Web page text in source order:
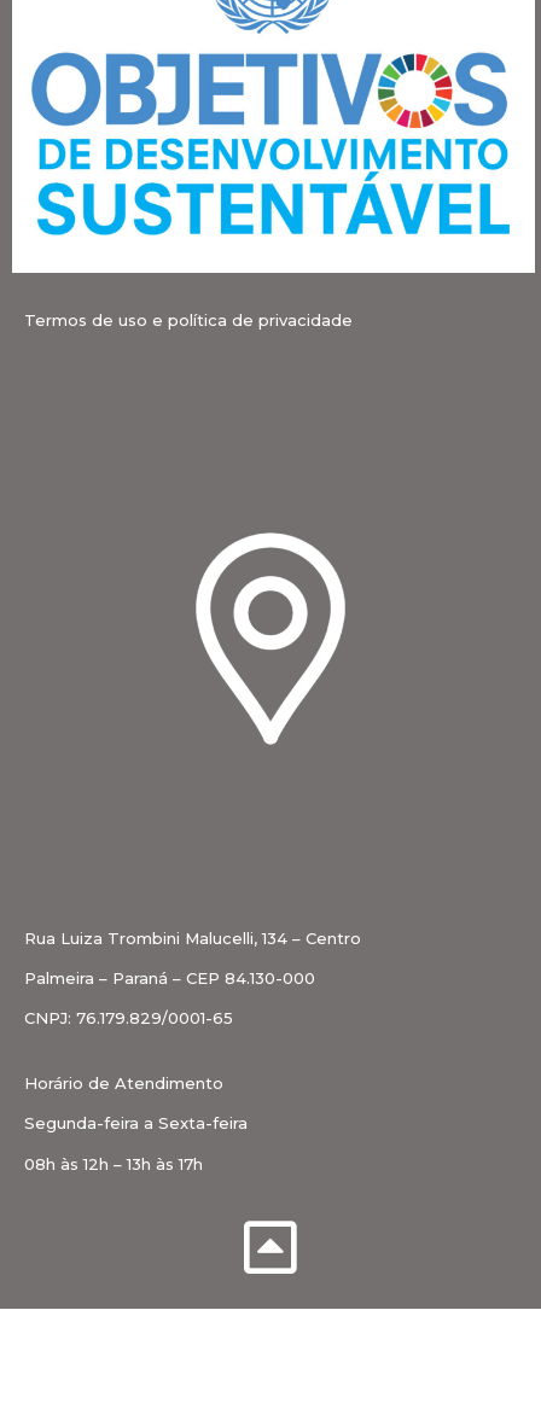
Termos de uso e política de privacidade
Rua Luiza Trombini Malucelli, 134 – Centro
Palmeira – Paraná – CEP 84.130-000
CNPJ: 76.179.829/0001-65
Horário de Atendimento
Segunda-feira a Sexta-feira
08h às 12h – 13h às 17h